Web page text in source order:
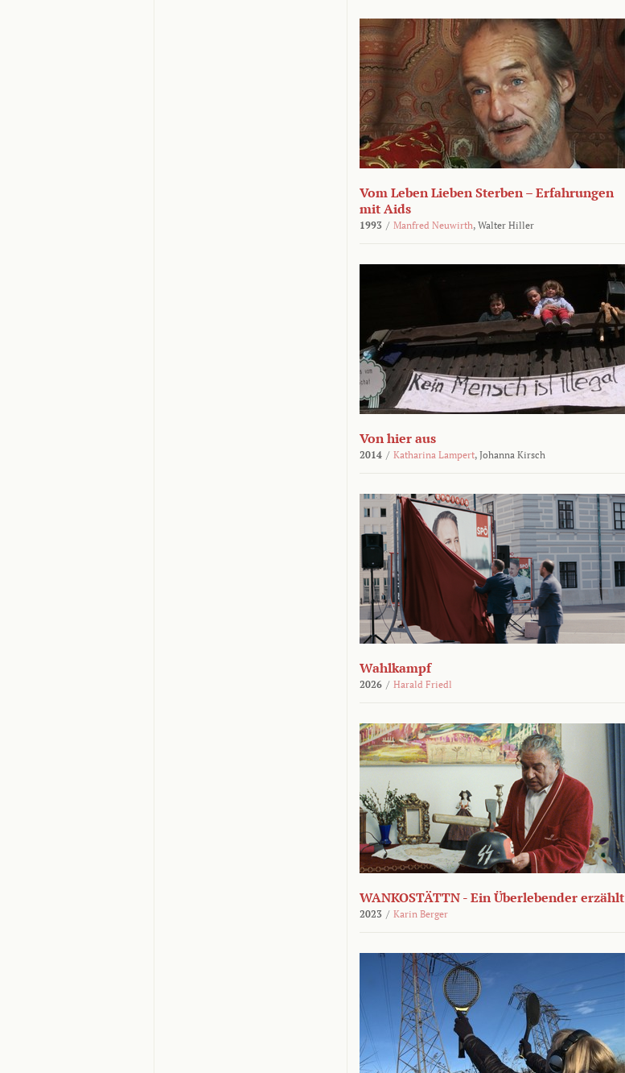
Vom Leben Lieben Sterben – Erfahrungen
mit Aids
1993 / Manfred Neuwirth, Walter Hiller
Von hier aus
2014 / Katharina Lampert, Johanna Kirsch
Wahlkampf
2026 / Harald Friedl
WANKOSTÄTTN - Ein Überlebender erzählt
2023 / Karin Berger